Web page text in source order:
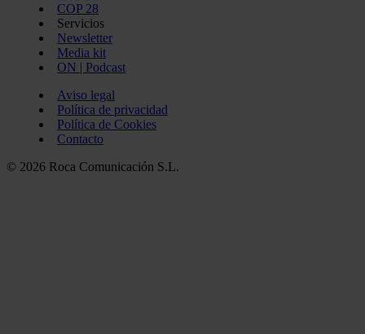
COP 28
Servicios
Newsletter
Media kit
ON | Podcast
Aviso legal
Política de privacidad
Política de Cookies
Contacto
© 2026 Roca Comunicación S.L.